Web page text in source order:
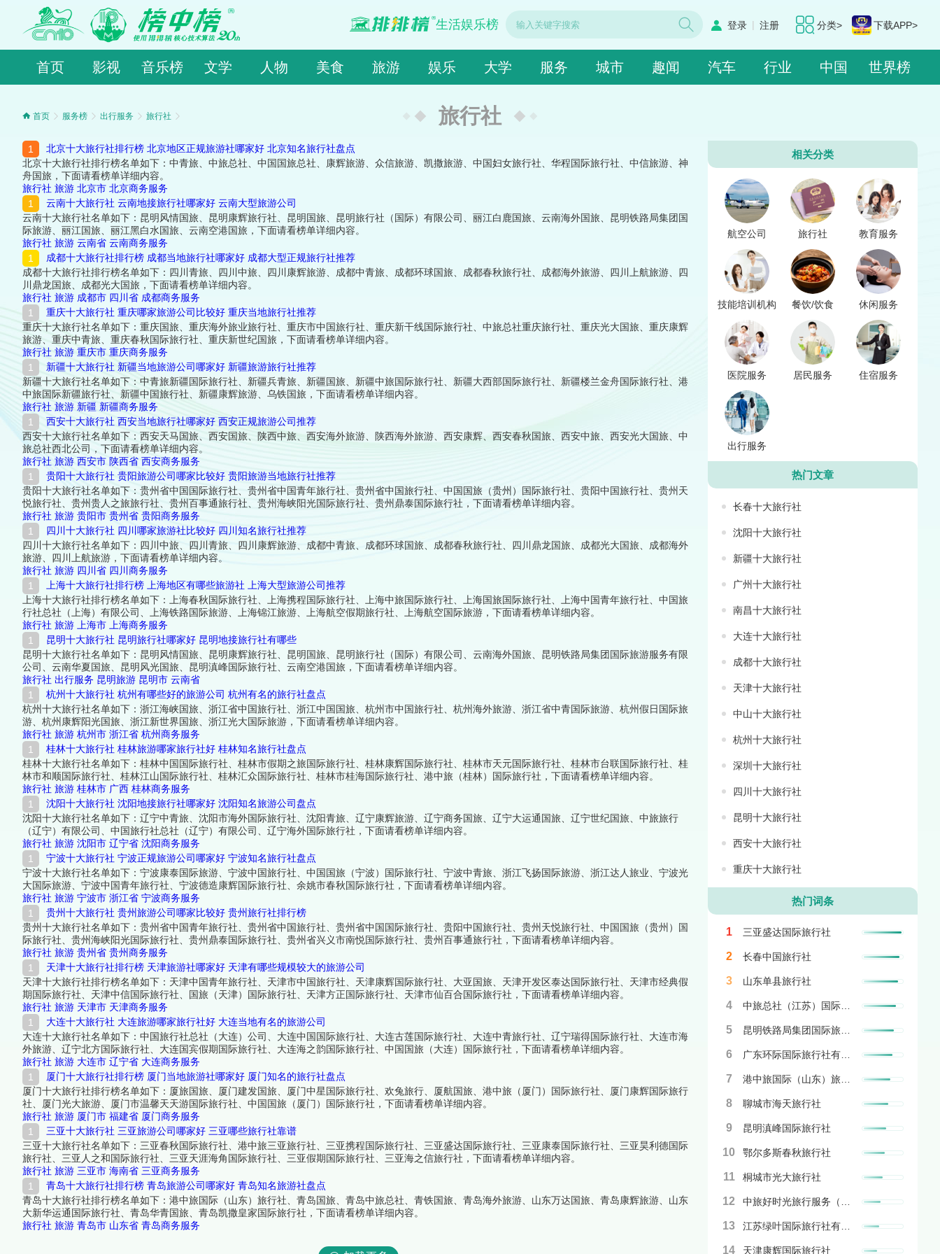
分类> 下载APP>
登录 | 注册
生活娱乐榜
首页 影视 音乐榜 文学 人物 美食 旅游 娱乐 大学 服务 城市 趣闻 汽车 行业 中国 世界榜
旅行社
首页 服务榜 出行服务 旅行社
北京十大旅行社排行榜 北京地区正规旅游社哪家好 北京知名旅行社盘点
北京十大旅行社排行榜名单如下：中青旅、中旅总社、中国国旅总社、康辉旅游、众信旅游、凯撒旅游、中国妇女旅行社、华程国际旅行社、中信旅游、神
舟国旅，下面请看榜单详细内容。
旅行社 旅游 北京市 北京商务服务
云南十大旅行社 云南地接旅行社哪家好 云南大型旅游公司
云南十大旅行社名单如下：昆明风情国旅、昆明康辉旅行社、昆明国旅、昆明旅行社（国际）有限公司、丽江白鹿国旅、云南海外国旅、昆明铁路局集团国
际旅游、丽江国旅、丽江黑白水国旅、云南空港国旅，下面请看榜单详细内容。
旅行社 旅游 云南省 云南商务服务
成都十大旅行社排行榜 成都当地旅行社哪家好 成都大型正规旅行社推荐
成都十大旅行社排行榜名单如下：四川青旅、四川中旅、四川康辉旅游、成都中青旅、成都环球国旅、成都春秋旅行社、成都海外旅游、四川上航旅游、四
川鼎龙国旅、成都光大国旅，下面请看榜单详细内容。
旅行社 旅游 成都市 四川省 成都商务服务
重庆十大旅行社 重庆哪家旅游公司比较好 重庆当地旅行社推荐
重庆十大旅行社名单如下：重庆国旅、重庆海外旅业旅行社、重庆市中国旅行社、重庆新干线国际旅行社、中旅总社重庆旅行社、重庆光大国旅、重庆康辉
旅游、重庆中青旅、重庆春秋国际旅行社、重庆新世纪国旅，下面请看榜单详细内容。
旅行社 旅游 重庆市 重庆商务服务
新疆十大旅行社 新疆当地旅游公司哪家好 新疆旅游旅行社推荐
新疆十大旅行社名单如下：中青旅新疆国际旅行社、新疆兵青旅、新疆国旅、新疆中旅国际旅行社、新疆大西部国际旅行社、新疆楼兰金舟国际旅行社、港
中旅国际新疆旅行社、新疆中国旅行社、新疆康辉旅游、乌铁国旅，下面请看榜单详细内容。
旅行社 旅游 新疆 新疆商务服务
西安十大旅行社 西安当地旅行社哪家好 西安正规旅游公司推荐
西安十大旅行社名单如下：西安天马国旅、西安国旅、陕西中旅、西安海外旅游、陕西海外旅游、西安康辉、西安春秋国旅、西安中旅、西安光大国旅、中
旅总社西北公司，下面请看榜单详细内容。
旅行社 旅游 西安市 陕西省 西安商务服务
贵阳十大旅行社 贵阳旅游公司哪家比较好 贵阳旅游当地旅行社推荐
贵阳十大旅行社名单如下：贵州省中国国际旅行社、贵州省中国青年旅行社、贵州省中国旅行社、中国国旅（贵州）国际旅行社、贵阳中国旅行社、贵州天
悦旅行社、贵州贵人之旅旅行社、贵州百事通旅行社、贵州海峡阳光国际旅行社、贵州鼎泰国际旅行社，下面请看榜单详细内容。
旅行社 旅游 贵阳市 贵州省 贵阳商务服务
四川十大旅行社 四川哪家旅游社比较好 四川知名旅行社推荐
四川十大旅行社名单如下：四川中旅、四川青旅、四川康辉旅游、成都中青旅、成都环球国旅、成都春秋旅行社、四川鼎龙国旅、成都光大国旅、成都海外
旅游、四川上航旅游，下面请看榜单详细内容。
旅行社 旅游 四川省 四川商务服务
上海十大旅行社排行榜 上海地区有哪些旅游社 上海大型旅游公司推荐
上海十大旅行社排行榜名单如下：上海春秋国际旅行社、上海携程国际旅行社、上海中旅国际旅行社、上海国旅国际旅行社、上海中国青年旅行社、中国旅
行社总社（上海）有限公司、上海铁路国际旅游、上海锦江旅游、上海航空假期旅行社、上海航空国际旅游，下面请看榜单详细内容。
旅行社 旅游 上海市 上海商务服务
昆明十大旅行社 昆明旅行社哪家好 昆明地接旅行社有哪些
昆明十大旅行社名单如下：昆明风情国旅、昆明康辉旅行社、昆明国旅、昆明旅行社（国际）有限公司、云南海外国旅、昆明铁路局集团国际旅游服务有限
公司、云南华夏国旅、昆明风光国旅、昆明滇峰国际旅行社、云南空港国旅，下面请看榜单详细内容。
旅行社 出行服务 昆明旅游 昆明市 云南省
杭州十大旅行社 杭州有哪些好的旅游公司 杭州有名的旅行社盘点
杭州十大旅行社名单如下：浙江海峡国旅、浙江省中国旅行社、浙江中国国旅、杭州市中国旅行社、杭州海外旅游、浙江省中青国际旅游、杭州假日国际旅
游、杭州康辉阳光国旅、浙江新世界国旅、浙江光大国际旅游，下面请看榜单详细内容。
旅行社 旅游 杭州市 浙江省 杭州商务服务
桂林十大旅行社 桂林旅游哪家旅行社好 桂林知名旅行社盘点
桂林十大旅行社名单如下：桂林中国国际旅行社、桂林市假期之旅国际旅行社、桂林康辉国际旅行社、桂林市天元国际旅行社、桂林市台联国际旅行社、桂
林市和顺国际旅行社、桂林江山国际旅行社、桂林汇众国际旅行社、桂林市桂海国际旅行社、港中旅（桂林）国际旅行社，下面请看榜单详细内容。
旅行社 旅游 桂林市 广西 桂林商务服务
沈阳十大旅行社 沈阳地接旅行社哪家好 沈阳知名旅游公司盘点
沈阳十大旅行社名单如下：辽宁中青旅、沈阳市海外国际旅行社、沈阳青旅、辽宁康辉旅游、辽宁商务国旅、辽宁大运通国旅、辽宁世纪国旅、中旅旅行
（辽宁）有限公司、中国旅行社总社（辽宁）有限公司、辽宁海外国际旅行社，下面请看榜单详细内容。
旅行社 旅游 沈阳市 辽宁省 沈阳商务服务
宁波十大旅行社 宁波正规旅游公司哪家好 宁波知名旅行社盘点
宁波十大旅行社名单如下：宁波康泰国际旅游、宁波中国旅行社、中国国旅（宁波）国际旅行社、宁波中青旅、浙江飞扬国际旅游、浙江达人旅业、宁波光
大国际旅游、宁波中国青年旅行社、宁波德造康辉国际旅行社、余姚市春秋国际旅行社，下面请看榜单详细内容。
旅行社 旅游 宁波市 浙江省 宁波商务服务
贵州十大旅行社 贵州旅游公司哪家比较好 贵州旅行社排行榜
贵州十大旅行社名单如下：贵州省中国青年旅行社、贵州省中国旅行社、贵州省中国国际旅行社、贵阳中国旅行社、贵州天悦旅行社、中国国旅（贵州）国
际旅行社、贵州海峡阳光国际旅行社、贵州鼎泰国际旅行社、贵州省兴义市南悦国际旅行社、贵州百事通旅行社，下面请看榜单详细内容。
旅行社 旅游 贵州省 贵州商务服务
天津十大旅行社排行榜 天津旅游社哪家好 天津有哪些规模较大的旅游公司
天津十大旅行社排行榜名单如下：天津中国青年旅行社、天津市中国旅行社、天津康辉国际旅行社、大亚国旅、天津开发区泰达国际旅行社、天津市经典假
期国际旅行社、天津中信国际旅行社、国旅（天津）国际旅行社、天津方正国际旅行社、天津市仙百合国际旅行社，下面请看榜单详细内容。
旅行社 旅游 天津市 天津商务服务
大连十大旅行社 大连旅游哪家旅行社好 大连当地有名的旅游公司
大连十大旅行社名单如下：中国旅行社总社（大连）公司、大连中国国际旅行社、大连古莲国际旅行社、大连中青旅行社、辽宁瑞得国际旅行社、大连市海
外旅游、辽宁北方国际旅行社、大连国宾假期国际旅行社、大连海之韵国际旅行社、中国国旅（大连）国际旅行社，下面请看榜单详细内容。
旅行社 旅游 大连市 辽宁省 大连商务服务
厦门十大旅行社排行榜 厦门当地旅游社哪家好 厦门知名的旅行社盘点
厦门十大旅行社排行榜名单如下：厦旅国旅、厦门建发国旅、厦门中星国际旅行社、欢兔旅行、厦航国旅、港中旅（厦门）国际旅行社、厦门康辉国际旅行
社、厦门光大旅游、厦门市温馨天天游国际旅行社、中国国旅（厦门）国际旅行社，下面请看榜单详细内容。
旅行社 旅游 厦门市 福建省 厦门商务服务
三亚十大旅行社 三亚旅游公司哪家好 三亚哪些旅行社靠谱
三亚十大旅行社名单如下：三亚春秋国际旅行社、港中旅三亚旅行社、三亚携程国际旅行社、三亚盛达国际旅行社、三亚康泰国际旅行社、三亚昊利德国际
旅行社、三亚人之和国际旅行社、三亚天涯海角国际旅行社、三亚假期国际旅行社、三亚海之信旅行社，下面请看榜单详细内容。
旅行社 旅游 三亚市 海南省 三亚商务服务
青岛十大旅行社排行榜 青岛旅游公司哪家好 青岛知名旅游社盘点
青岛十大旅行社排行榜名单如下：港中旅国际（山东）旅行社、青岛国旅、青岛中旅总社、青铁国旅、青岛海外旅游、山东万达国旅、青岛康辉旅游、山东
大新华运通国际旅行社、青岛华青国旅、青岛凯撒皇家国际旅行社，下面请看榜单详细内容。
旅行社 旅游 青岛市 山东省 青岛商务服务
相关分类
航空公司 旅行社 教育服务
技能培训机构 餐饮/饮食 休闲服务
医院服务 居民服务 住宿服务
出行服务
热门文章
长春十大旅行社
沈阳十大旅行社
新疆十大旅行社
广州十大旅行社
南昌十大旅行社
大连十大旅行社
成都十大旅行社
天津十大旅行社
中山十大旅行社
杭州十大旅行社
深圳十大旅行社
四川十大旅行社
昆明十大旅行社
西安十大旅行社
重庆十大旅行社
热门词条
1 三亚盛达国际旅行社
2 长春中国旅行社
3 山东单县旅行社
4 中旅总社（江苏）国际旅行社
5 昆明铁路局集团国际旅游服务有限公司
6 广东环际国际旅行社有限公司
7 港中旅国际（山东）旅行社
8 聊城市海天旅行社
9 昆明滇峰国际旅行社
10 鄂尔多斯春秋旅行社
11 桐城市光大旅行社
12 中旅好时光旅行服务（北京）有限公司
13 江苏绿叶国际旅行社有限公司
14 天津康辉国际旅行社